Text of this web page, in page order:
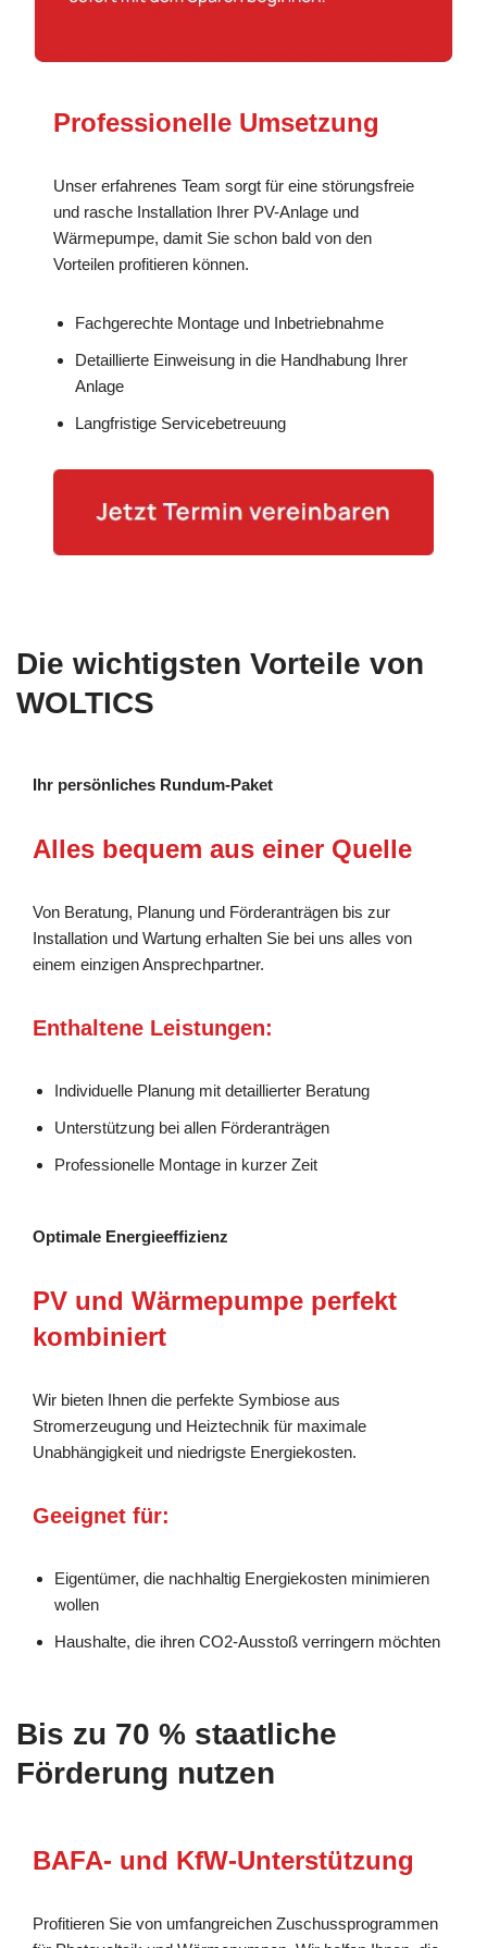
Professionelle Umsetzung
Unser erfahrenes Team sorgt für eine störungsfreie
und rasche Installation Ihrer PV-Anlage und
Wärmepumpe, damit Sie schon bald von den
Vorteilen profitieren können.
Fachgerechte Montage und Inbetriebnahme
Detaillierte Einweisung in die Handhabung Ihrer
Anlage
Langfristige Servicebetreuung
Die wichtigsten Vorteile von
WOLTICS
Ihr persönliches Rundum-Paket
Alles bequem aus einer Quelle
Von Beratung, Planung und Förderanträgen bis zur
Installation und Wartung erhalten Sie bei uns alles von
einem einzigen Ansprechpartner.
Enthaltene Leistungen:
Individuelle Planung mit detaillierter Beratung
Unterstützung bei allen Förderanträgen
Professionelle Montage in kurzer Zeit
Optimale Energieeffizienz
PV und Wärmepumpe perfekt
kombiniert
Wir bieten Ihnen die perfekte Symbiose aus
Stromerzeugung und Heiztechnik für maximale
Unabhängigkeit und niedrigste Energiekosten.
Geeignet für:
Eigentümer, die nachhaltig Energiekosten minimieren
wollen
Haushalte, die ihren CO2-Ausstoß verringern möchten
Bis zu 70 % staatliche
Förderung nutzen
BAFA- und KfW-Unterstützung
Profitieren Sie von umfangreichen Zuschussprogrammen